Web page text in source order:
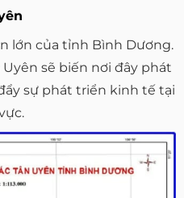
lớn của tỉnh Bình Dương.
sẽ biến nơi đây phát
sự phát triển kinh tế tại